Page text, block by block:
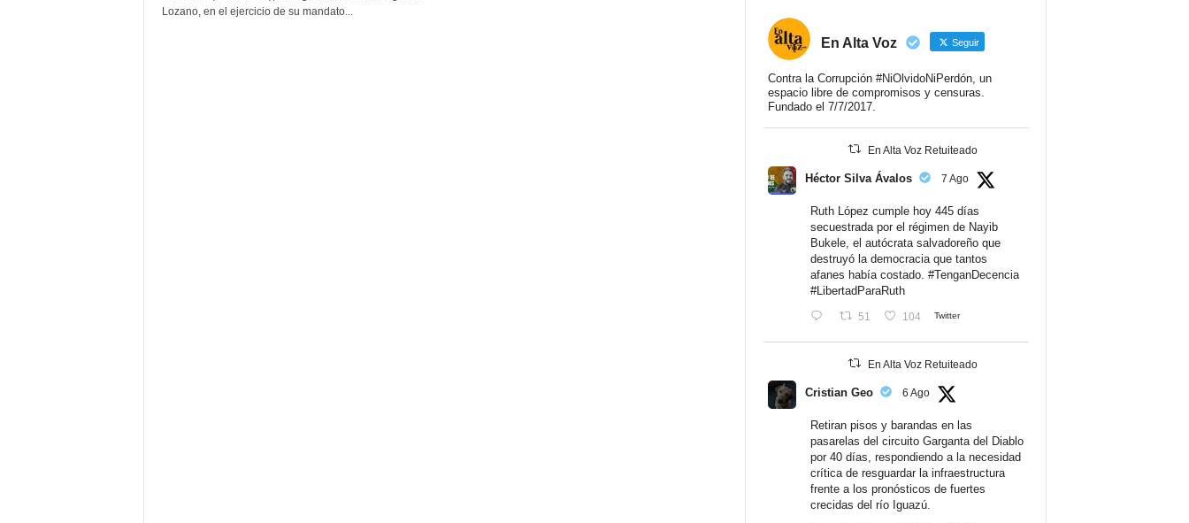
Lozano, en el ejercicio de su mandato...
En Alta Voz Seguir
Contra la Corrupción #NiOlvidoNiPerdón, un
espacio libre de compromisos y censuras.
Fundado el 7/7/2017.
En Alta Voz Retuiteado
Héctor Silva Ávalos 7 Ago
Ruth López cumple hoy 445 días
secuestrada por el régimen de Nayib
Bukele, el autócrata salvadoreño que
destruyó la democracia que tantos
afanes había costado. #TenganDecencia
#LibertadParaRuth
51 104 Twitter
En Alta Voz Retuiteado
Cristian Geo 6 Ago
Retiran pisos y barandas en las
pasarelas del circuito Garganta del Diablo
por 40 días, respondiendo a la necesidad
crítica de resguardar la infraestructura
frente a los pronósticos de fuertes
crecidas del río Iguazú.